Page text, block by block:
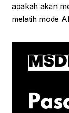
apakah akan
melatih mode